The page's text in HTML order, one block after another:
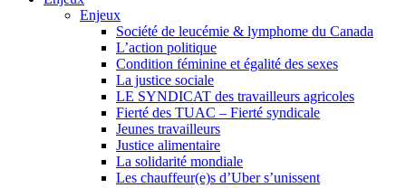
Enjeux
Société de leucémie & lymphome du Canada
L’action politique
Condition féminine et égalité des sexes
La justice sociale
LE SYNDICAT des travailleurs agricoles
Fierté des TUAC – Fierté syndicale
Jeunes travailleurs
Justice alimentaire
La solidarité mondiale
Les chauffeur(e)s d’Uber s’unissent